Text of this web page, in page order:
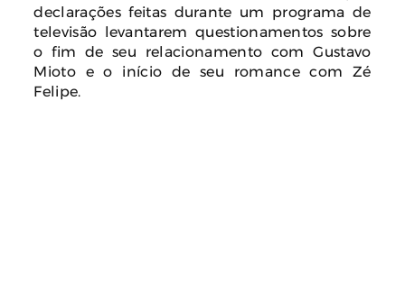
declarações feitas durante um programa de
televisão levantarem questionamentos sobre
o fim de seu relacionamento com Gustavo
Mioto e o início de seu romance com Zé
Felipe.